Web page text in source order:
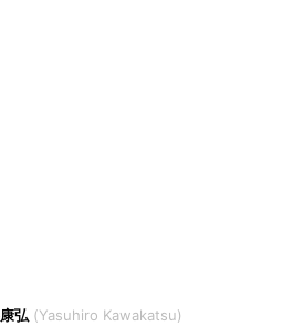
弘 Yasuhiro Kawakatsu